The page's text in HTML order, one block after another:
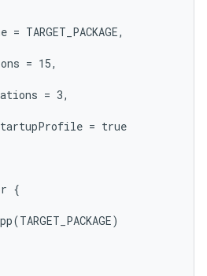
= TARGET_PACKAGE,
= 15,
= 3,
= true
{